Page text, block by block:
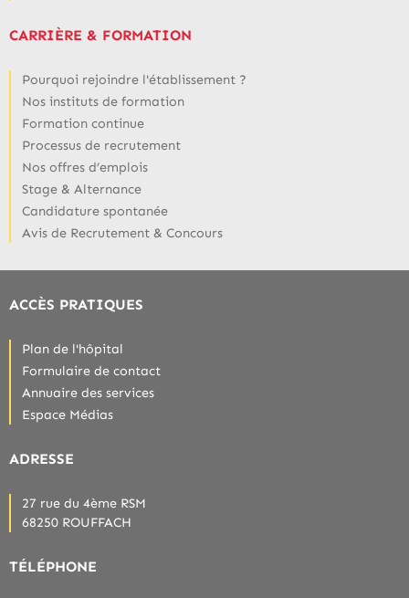
CARRIÈRE & FORMATION
Pourquoi rejoindre l'établissement ?
Nos instituts de formation
Formation continue
Processus de recrutement
Nos offres d’emplois
Stage & Alternance
Candidature spontanée
Avis de Recrutement & Concours
ACCÈS PRATIQUES
Plan de l'hôpital
Formulaire de contact
Annuaire des services
Espace Médias
ADRESSE
27 rue du 4ème RSM
68250 ROUFFACH
TÉLÉPHONE